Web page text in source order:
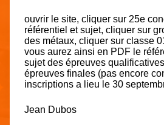
ouvrir le site, cliquer sur 25e
référentiel et sujet, cliquer sur
des métaux, cliquer sur classe
vous aurez ainsi en PDF le
sujet des épreuves
épreuves finales (pas encore
inscriptions a lieu le 30
Jean Dubos